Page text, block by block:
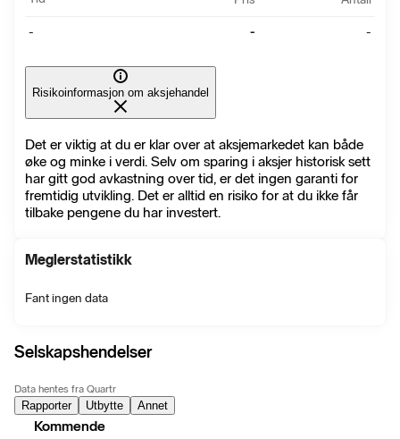
- - -
Risikoinformasjon om aksjehandel
Det er viktig at du er klar over at aksjemarkedet kan både
øke og minke i verdi. Selv om sparing i aksjer historisk sett
har gitt god avkastning over tid, er det ingen garanti for
fremtidig utvikling. Det er alltid en risiko for at du ikke får
tilbake pengene du har investert.
Meglerstatistikk
Fant ingen data
Selskapshendelser
Data hentes fra Quartr
Rapporter Utbytte Annet
Kommende